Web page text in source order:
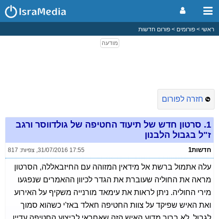
ראשי פורומים פורום חדשות
חזרה לפורום
1. סרטון חדש של תיעוד החטיפה של גולדווסר ורגב
ז"ל בגבול הלבנון
חדשות1 31/07/2016 17:55
, צפיות: 817
עלה אתמול ברשת אל מידאין המזוהה עם החיזבאללה, הסרטון
מראה את החוליה שעוברת את הגדר לכיוון ההאמרים שנפגעו
מירי החוליה. ניתן לראות את עימאד מורנייה משקיף על האירוע
ואת האיש שפיקד על צוות החטיפה חאלד באז'י כשהוא סמוך